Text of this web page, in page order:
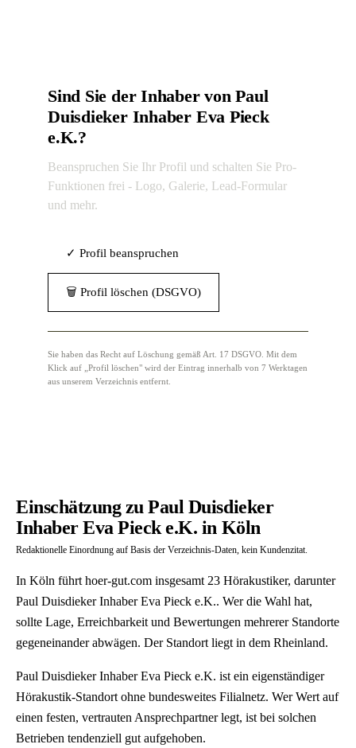
Sind Sie der Inhaber von Paul
Duisdieker Inhaber Eva Pieck
e.K.?
Beanspruchen Sie Ihr Profil und schalten Sie Pro-
Funktionen frei - Logo, Galerie, Lead-Formular
und mehr.
✓ Profil beanspruchen
🗑 Profil löschen (DSGVO)
Sie haben das Recht auf Löschung gemäß Art. 17 DSGVO. Mit dem
Klick auf „Profil löschen" wird der Eintrag innerhalb von 7 Werktagen
aus unserem Verzeichnis entfernt.
Einschätzung zu Paul Duisdieker
Inhaber Eva Pieck e.K. in Köln
Redaktionelle Einordnung auf Basis der Verzeichnis-Daten, kein Kundenzitat.
In Köln führt hoer-gut.com insgesamt 23 Hörakustiker, darunter
Paul Duisdieker Inhaber Eva Pieck e.K.. Wer die Wahl hat,
sollte Lage, Erreichbarkeit und Bewertungen mehrerer Standorte
gegeneinander abwägen. Der Standort liegt in dem Rheinland.
Paul Duisdieker Inhaber Eva Pieck e.K. ist ein eigenständiger
Hörakustik-Standort ohne bundesweites Filialnetz. Wer Wert auf
einen festen, vertrauten Ansprechpartner legt, ist bei solchen
Betrieben tendenziell gut aufgehoben.